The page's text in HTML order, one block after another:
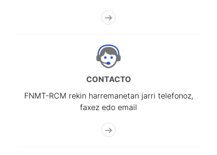
CONTACTO
FNMT-RCM rekin harremanetan jarri telefonoz,
faxez edo email